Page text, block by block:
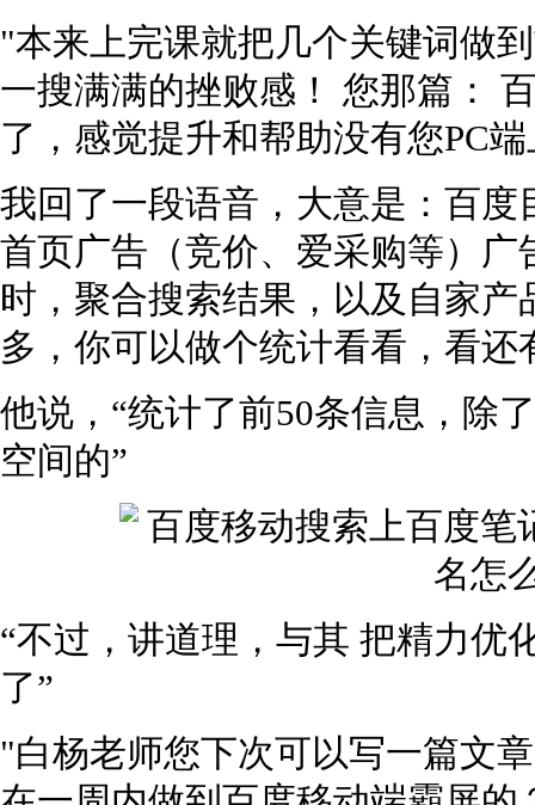
"本来上完课就把几个关键词做
一搜满满的挫败感！ 您那篇：
了，感觉提升和帮助没有您PC
我回了一段语音，大意是：百
首页广告（竞价、爱采购等）
时，聚合搜索结果，以及自家
多，你可以做个统计看看，看
他说，“统计了前50条信息，除
空间的”
“不过，讲道理，与其 把精力优
了”
"白杨老师您下次可以写一篇文